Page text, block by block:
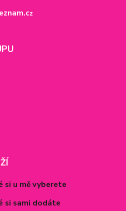
z
si u mě vyberete
si sami dodáte